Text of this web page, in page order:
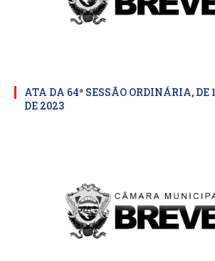
ATA DA 64ª SESSÃO ORDINÁRIA, DE
DE 2023